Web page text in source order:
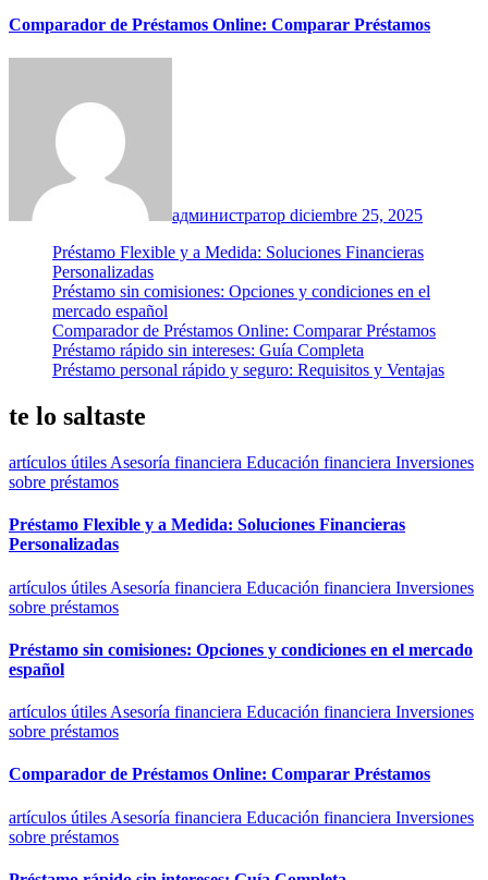
Comparador de Préstamos Online: Comparar Préstamos
администратор diciembre 25, 2025
Préstamo Flexible y a Medida: Soluciones Financieras
Personalizadas
Préstamo sin comisiones: Opciones y condiciones en el
mercado español
Comparador de Préstamos Online: Comparar Préstamos
Préstamo rápido sin intereses: Guía Completa
Préstamo personal rápido y seguro: Requisitos y Ventajas
te lo saltaste
artículos útiles Asesoría financiera Educación financiera Inversiones
sobre préstamos
Préstamo Flexible y a Medida: Soluciones Financieras
Personalizadas
artículos útiles Asesoría financiera Educación financiera Inversiones
sobre préstamos
Préstamo sin comisiones: Opciones y condiciones en el mercado
español
artículos útiles Asesoría financiera Educación financiera Inversiones
sobre préstamos
Comparador de Préstamos Online: Comparar Préstamos
artículos útiles Asesoría financiera Educación financiera Inversiones
sobre préstamos